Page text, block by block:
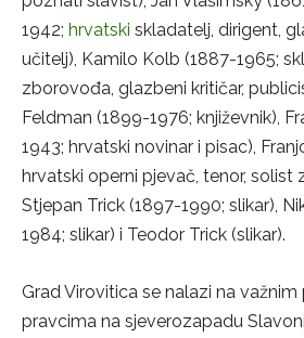
1942; hrvatski skladatelj, dirigent,
učitelj), Kamilo Kolb (1887-1965;
zborovođa, glazbeni kritičar,
Feldman (1899-1976; književnik),
1943; hrvatski novinar i pisac),
hrvatski operni pjevač, tenor, solist
Stjepan Trick (1897-1990; slikar),
1984; slikar) i Teodor Trick (slikar).
Grad Virovitica se nalazi na
pravcima na sjeverozapadu